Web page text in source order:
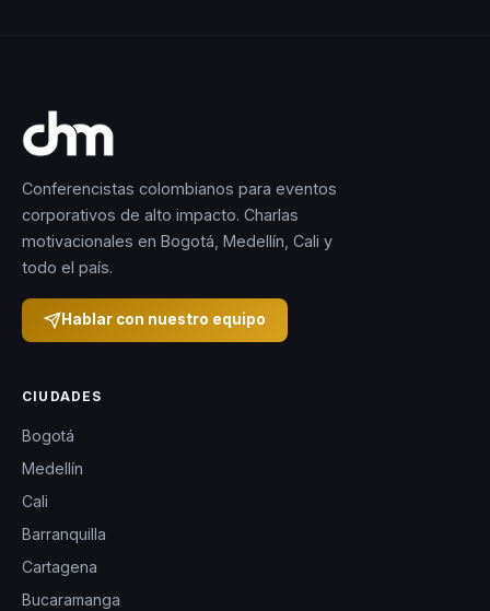
Conferencistas colombianos para eventos
corporativos de alto impacto. Charlas
motivacionales en Bogotá, Medellín, Cali y
todo el país.
Hablar con nuestro equipo
CIUDADES
Bogotá
Medellín
Cali
Barranquilla
Cartagena
Bucaramanga